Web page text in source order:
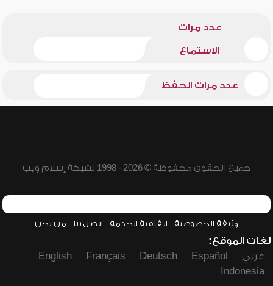
عدد مرات
الاستماع
عدد مرات الحفظ
جميع الحقوق محفوظة © 2026 - 1998 لشبكة إسلام ويب
وثيقة الخصوصية اتفاقية الخدمة اتصل بنا من نحن
لغات الموقع:
عربي
Español
Deutsch
Français
English
Indonesia